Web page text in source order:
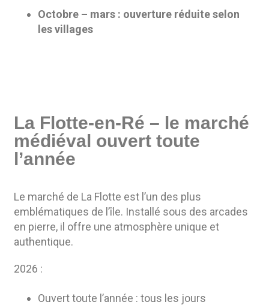
Octobre – mars : ouverture réduite selon
les villages
La Flotte-en-Ré – le marché
médiéval ouvert toute
l’année
Le marché de La Flotte est l’un des plus
emblématiques de l’île. Installé sous des arcades
en pierre, il offre une atmosphère unique et
authentique.
2026 :
Ouvert toute l’année : tous les jours